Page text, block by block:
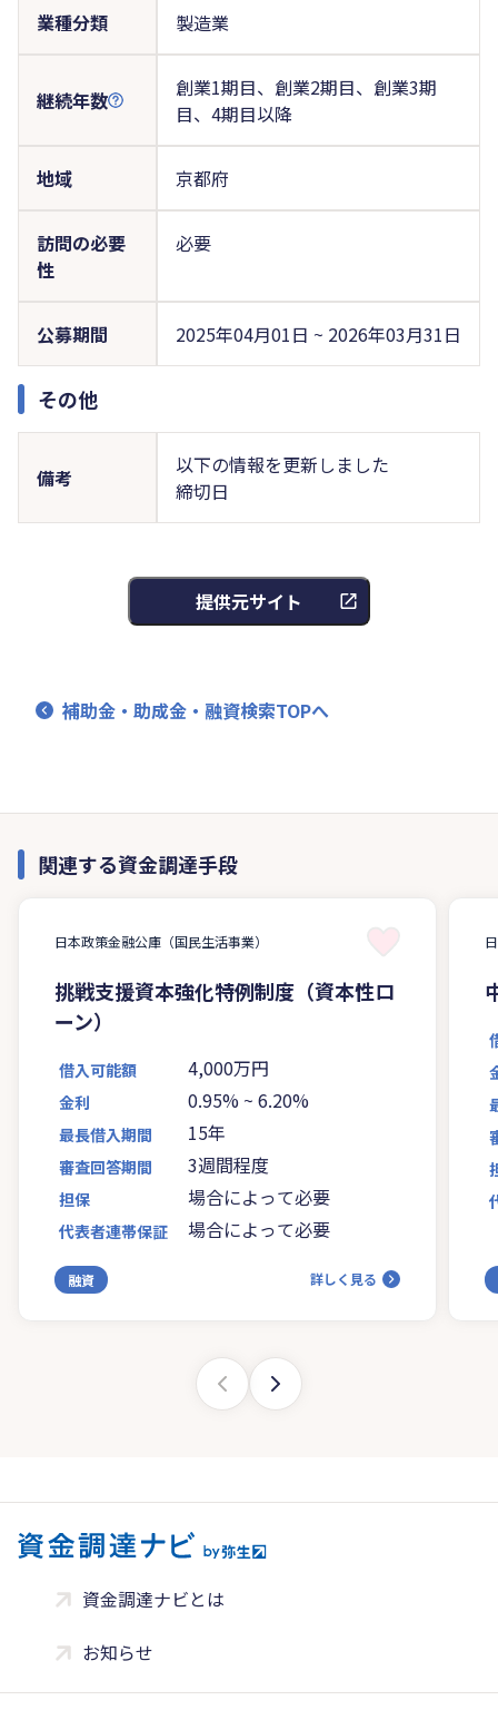
業種分類 製造業
継続年数
創業1期目、創業2期目、創業3期
目、4期目以降
地域 京都府
訪問の必要
性
必要
公募期間 2025年04月01日 ~ 2026年03月31日
その他
備考
以下の情報を更新しました
締切日
提供元サイト
補助金・助成金・融資検索TOPへ
関連する資金調達手段
日本政策金融公庫（国民生活事業）
挑戦支援資本強化特例制度（資本性ロ
ーン）
借入可能額 4,000万円
金利 0.95% ~ 6.20%
最長借入期間 15年
審査回答期間 3週間程度
担保 場合によって必要
代表者連帯保証 場合によって必要
融資 詳しく見る
資金調達ナビとは
お知らせ